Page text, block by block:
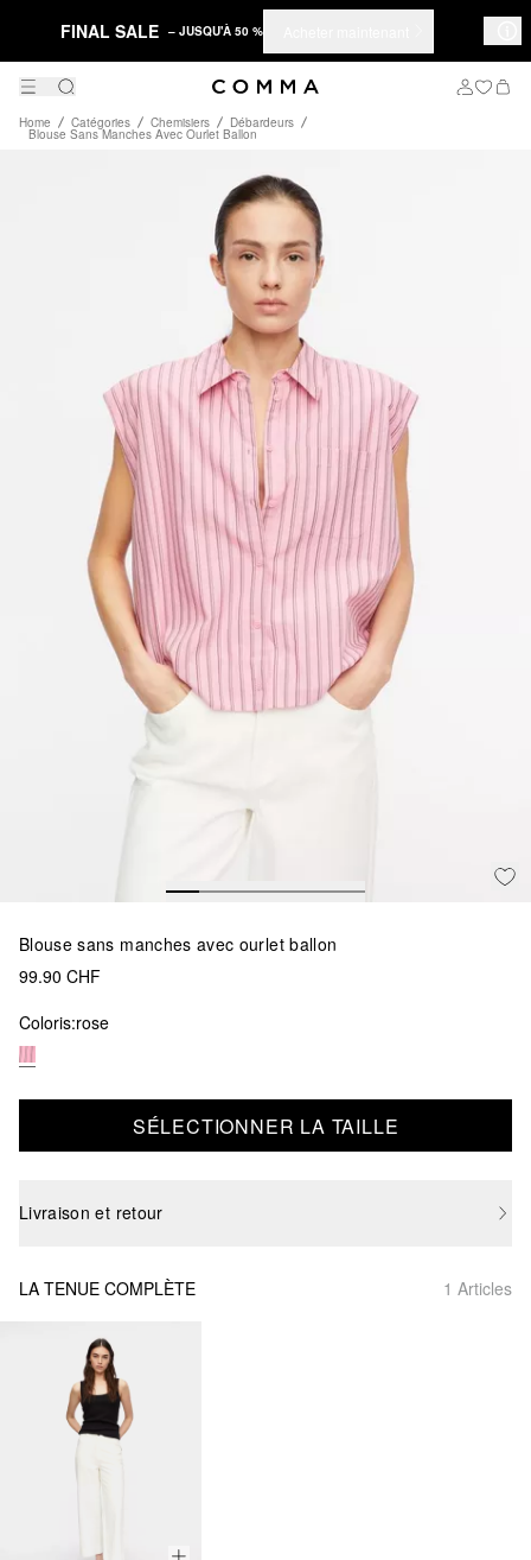
FINAL SALE – JUSQU'À 50 %
Home Catégories Chemisiers Débardeurs
Blouse Sans Manches Avec Ourlet Ballon
Blouse sans manches avec ourlet ballon
99.90 CHF
Coloris:rose
SÉLECTIONNER LA TAILLE
Livraison et retour
LA TENUE COMPLÈTE 1 Articles